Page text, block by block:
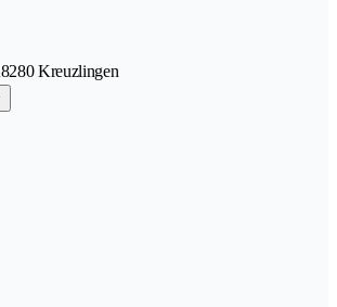
8280 Kreuzlingen